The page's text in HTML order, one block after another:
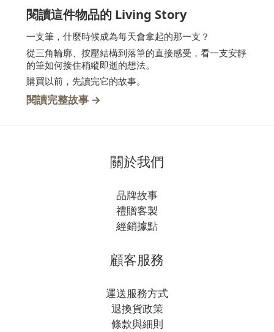
閱讀這件物品的 Living Story
一支筆，什麼時候成為每天會拿起的那一支？
從三角輪廓、按壓結構到落筆的直接感受，看一支安靜
的筆如何接住稍縱即逝的想法。
購買以前，先讀完它的故事。
閱讀完整故事 →
關於我們
品牌故事
禮贈客製
經銷據點
顧客服務
運送服務方式
退換貨政策
條款與細則